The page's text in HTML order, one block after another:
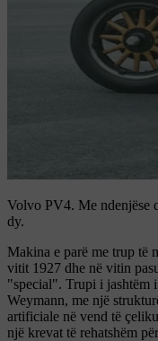
Volvo PV4. Me ndenjëse
dy.
Makina e parë me trup të
vitit 1927 dhe në vitin
"special". Trupi i jashtëm
Weymann, me një
artificiale në vend të
një krevat të rehatshëm